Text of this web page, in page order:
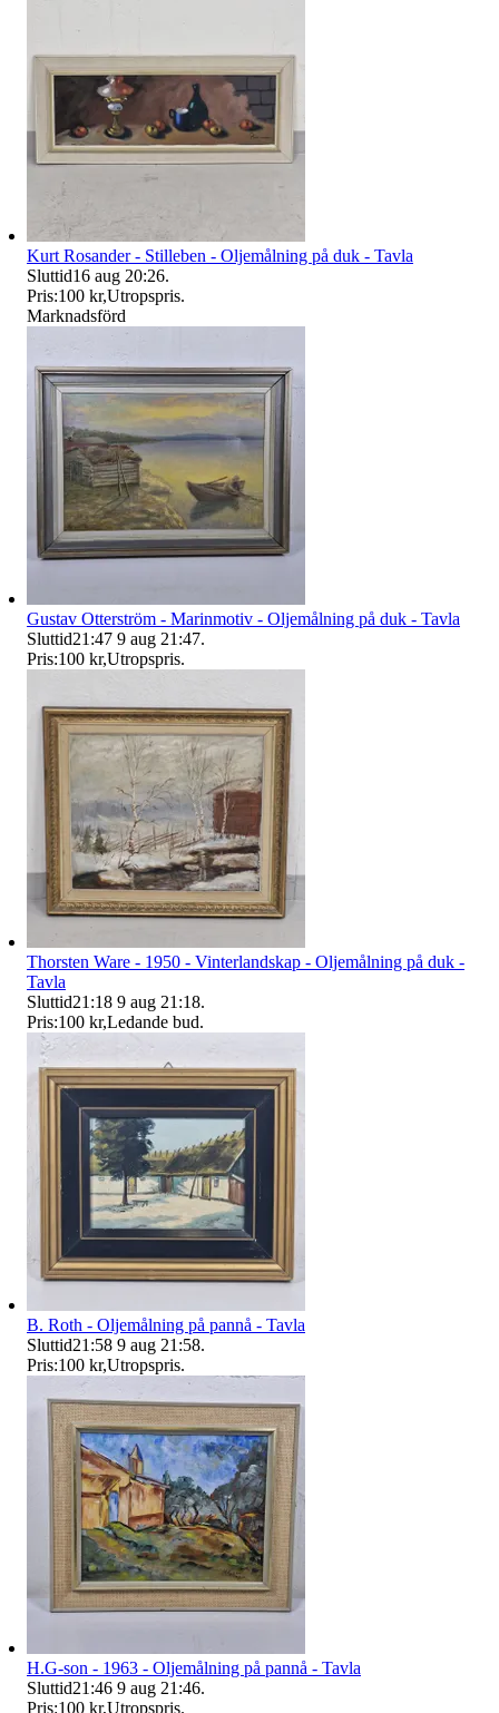
Kurt Rosander - Stilleben - Oljemålning på duk - Tavla
Sluttid16 aug 20:26.
Pris:100 kr,Utropspris.
Marknadsförd
Gustav Otterström - Marinmotiv - Oljemålning på duk - Tavla
Sluttid21:47 9 aug 21:47.
Pris:100 kr,Utropspris.
Thorsten Ware - 1950 - Vinterlandskap - Oljemålning på duk -
Tavla
Sluttid21:18 9 aug 21:18.
Pris:100 kr,Ledande bud.
B. Roth - Oljemålning på pannå - Tavla
Sluttid21:58 9 aug 21:58.
Pris:100 kr,Utropspris.
H.G-son - 1963 - Oljemålning på pannå - Tavla
Sluttid21:46 9 aug 21:46.
Pris:100 kr,Utropspris.